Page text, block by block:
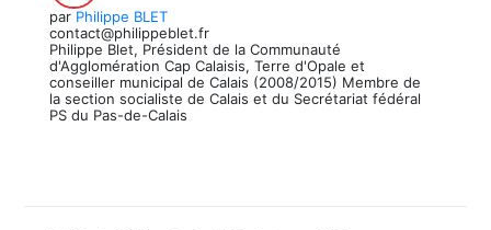
par Philippe BLET
contact@philippeblet.fr
Philippe Blet, Président de la Communauté
d'Agglomération Cap Calaisis, Terre d'Opale et
conseiller municipal de Calais (2008/2015) Membre de
la section socialiste de Calais et du Secrétariat fédéral
PS du Pas-de-Calais